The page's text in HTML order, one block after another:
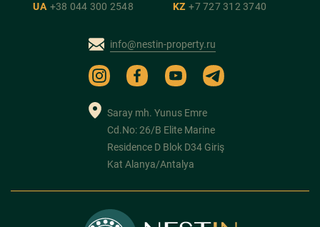
UA +38 044 300 2548 KZ +7 727 312 3740
info@nestin-property.ru
Saray mh. Yunus Emre
Cd.No: 26/B Elite Marine
Residence D Blok D34 Giriş
Kat Alanya/Antalya